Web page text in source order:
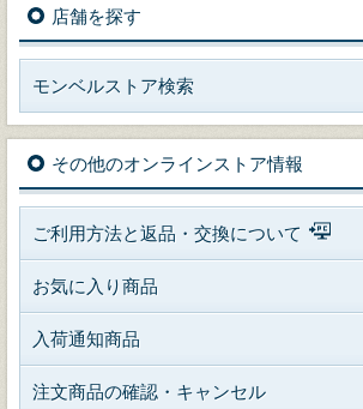
店舗を探す
モンベルストア検索
その他のオンラインストア情報
ご利用方法と返品・交換について
お気に入り商品
入荷通知商品
注文商品の確認・キャンセル